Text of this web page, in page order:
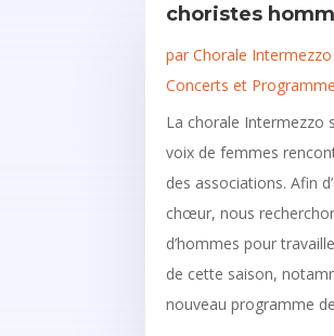
choristes
parChorale Intermezzo
Concerts et
La chorale Intermezzo
voix de femmes
des associations. Afin
chœur, nous
d’hommes pour
de cette saison,
nouveau programme